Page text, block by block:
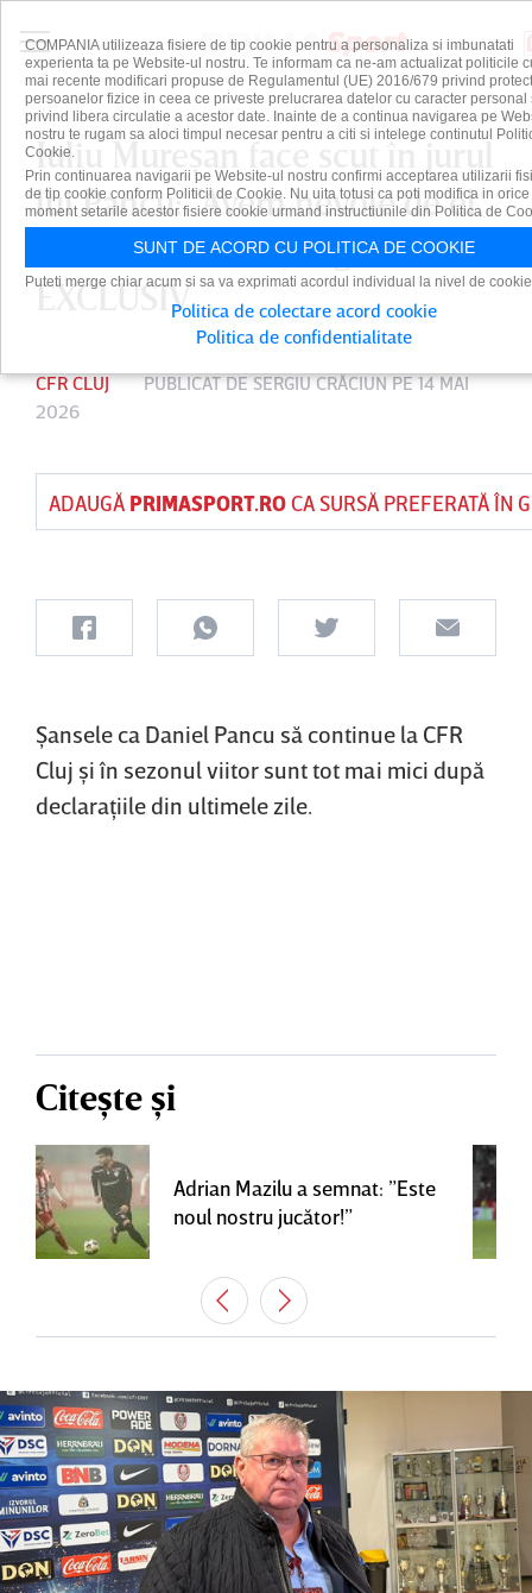
Iuliu Mureşan face scut în jurul
lui Pancu: "Avem nevoie de el,
trebuie să fim înţelegători!" |
EXCLUSIV
CFR CLUJ PUBLICAT DESERGIU CRĂCIUNPE 14 MAI
2026
ADAUGĂ PRIMASPORT.ROCA SURSĂ PREFERATĂ ÎN
Şansele ca Daniel Pancu să continue la CFR
Cluj şi în sezonul viitor sunt tot mai mici după
declaraţiile din ultimele zile.
Citește și
Adrian Mazilu a semnat: ”Este
noul nostru jucător!”
COMPANIA utilizeaza fisiere de tip cookie pentru a personaliza si imbunatati
experienta ta pe Website-ul nostru. Te informam ca ne-am actualizat politicile
mai recente modificari propuse de Regulamentul (UE) 2016/679 privind
persoanelor fizice in ceea ce priveste prelucrarea datelor cu caracter personal
privind libera circulatie a acestor date. Inainte de a continua navigarea pe
nostru te rugam sa aloci timpul necesar pentru a citi si intelege continutul
Cookie.
Prin continuarea navigarii pe Website-ul nostru confirmi acceptarea utilizarii
de tip cookie conform Politicii de Cookie. Nu uita totusi ca poti modifica in orice
moment setarile acestor fisiere cookie urmand instructiunile din Politica de
SUNT DE ACORD CU POLITICA DE COOKIE
Puteti merge chiar acum si sa va exprimati acordul individual la nivel de
Politica de colectare acord cookie
Politica de confidentialitate